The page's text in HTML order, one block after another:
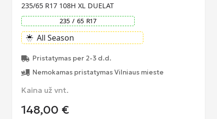
235/65 R17 108H XL DUELAT
235 / 65 R17
sunny_snowing All Season
Pristatymas per 2-3 d.d.
Nemokamas pristatymas Vilniaus mieste
Kaina už vnt.
148,00 €